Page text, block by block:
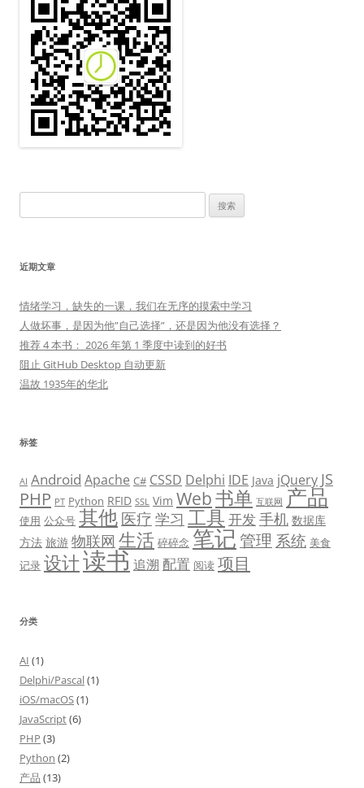
索：
近期文章
情绪学习，缺失的一课，我们在无序的摸索中学习
人做坏事，是因为他”自己选择”，还是因为他没有选择？
推荐 4 本书： 2026 年第 1 季度中读到的好书
阻止 GitHub Desktop 自动更新
温故 1935年的华北
标签
AI Android Apache C# CSSD Delphi IDE Java jQuery JS
PHP PT Python RFID SSL Vim Web书单 互联网 产品
使用 公众号 其他医疗 学习 工具 开发手机 数据库
方法 旅游 物联网 生活 碎碎念 笔记管理 系统 美食
记录 设计读书追溯 配置 阅读 项目
分类
AI (1)
Delphi/Pascal(1)
iOS/macOS(1)
JavaScript(6)
PHP (3)
Python (2)
产品 (13)